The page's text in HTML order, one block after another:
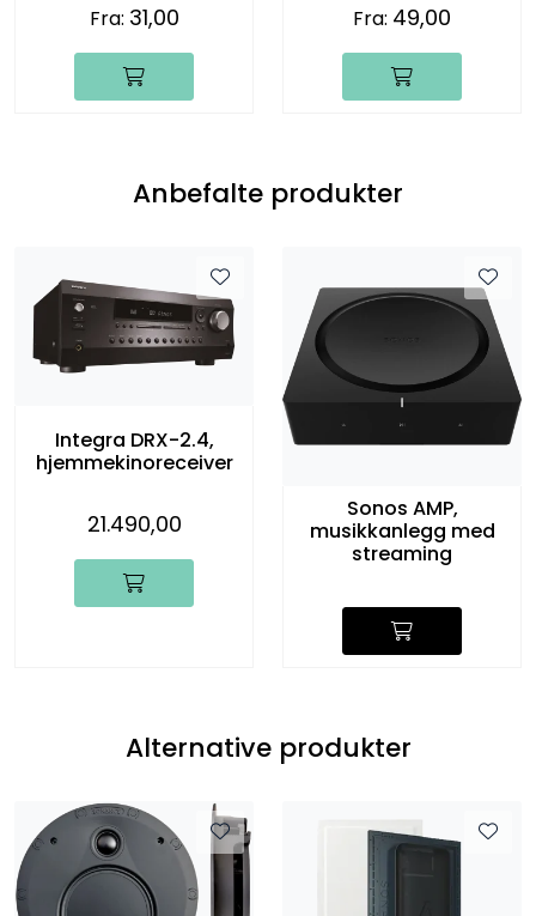
Fra: 31,00
Fra: 49,00
Anbefalte produkter
Integra DRX-2.4,
hjemmekinoreceiver
21.490,00
Sonos AMP,
musikkanlegg med
streaming
Alternative produkter